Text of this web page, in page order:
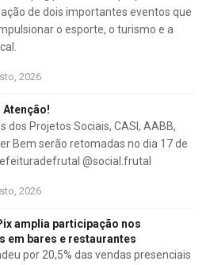
de dois importantes eventos que
o esporte, o turismo e a
2026
Atenção!
dos Projetos Sociais, CASI, AABB,
Bem serão retomadas no dia 17 de
@social.frutal
2026
amplia participação nos
em bares e restaurantes
por 20,5% das vendas presenciais